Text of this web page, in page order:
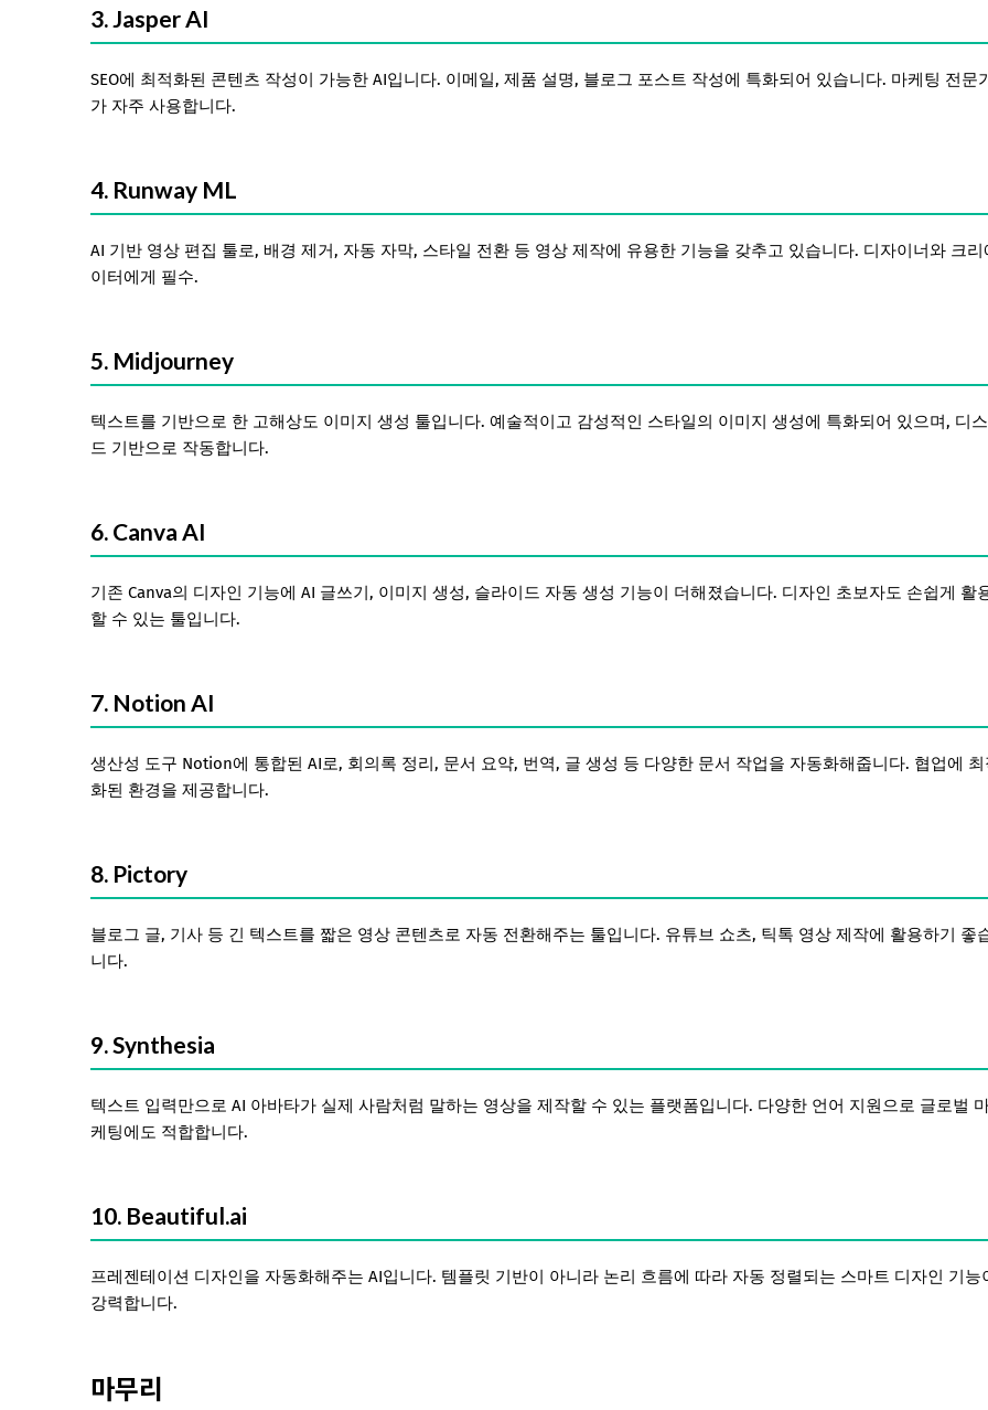
3. Jasper AI
SEO에 최적화된 콘텐츠 작성이 가능한 AI입니다. 이메일, 제품 설명, 블로그 포스트 작성에 특화되어 있습니다. 마케팅 전문
가 자주 사용합니다.
4. Runway ML
AI 기반 영상 편집 툴로, 배경 제거, 자동 자막, 스타일 전환 등 영상 제작에 유용한 기능을 갖추고 있습니다. 디자이너와 크리
이터에게 필수.
5. Midjourney
텍스트를 기반으로 한 고해상도 이미지 생성 툴입니다. 예술적이고 감성적인 스타일의 이미지 생성에 특화되어 있으며, 디
드 기반으로 작동합니다.
6. Canva AI
기존 Canva의 디자인 기능에 AI 글쓰기, 이미지 생성, 슬라이드 자동 생성 기능이 더해졌습니다. 디자인 초보자도 손쉽게 활
할 수 있는 툴입니다.
7. Notion AI
생산성 도구 Notion에 통합된 AI로, 회의록 정리, 문서 요약, 번역, 글 생성 등 다양한 문서 작업을 자동화해줍니다. 협업에
화된 환경을 제공합니다.
8. Pictory
블로그 글, 기사 등 긴 텍스트를 짧은 영상 콘텐츠로 자동 전환해주는 툴입니다. 유튜브 쇼츠, 틱톡 영상 제작에 활용하기 좋
니다.
9. Synthesia
텍스트 입력만으로 AI 아바타가 실제 사람처럼 말하는 영상을 제작할 수 있는 플랫폼입니다. 다양한 언어 지원으로 글로벌
케팅에도 적합합니다.
10. Beautiful.ai
프레젠테이션 디자인을 자동화해주는 AI입니다. 템플릿 기반이 아니라 논리 흐름에 따라 자동 정렬되는 스마트 디자인 기능
강력합니다.
마무리